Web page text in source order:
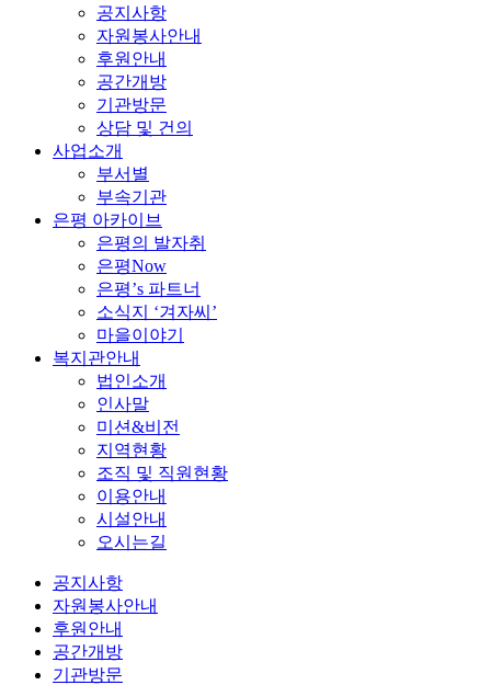
공지사항
자원봉사안내
후원안내
공간개방
기관방문
상담 및 건의
사업소개
부서별
부속기관
은평 아카이브
은평의 발자취
은평Now
은평’s 파트너
소식지 ‘겨자씨’
마을이야기
복지관안내
법인소개
인사말
미션&비전
지역현황
조직 및 직원현황
이용안내
시설안내
오시는길
공지사항
자원봉사안내
후원안내
공간개방
기관방문